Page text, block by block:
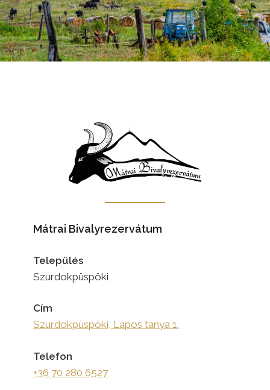
Mátrai Bivalyrezervátum
Település
Szurdokpüspöki
Cím
Szurdokpüspöki, Lapos tanya 1.
Telefon
+36 70 280 6527